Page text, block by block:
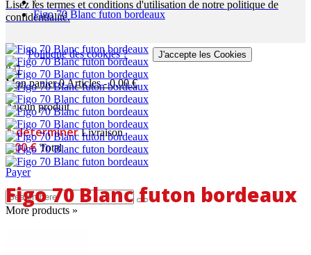
Lisez les termes et conditions d'utilisation de notre politique de
confidentialité.
Politique des cookies ? J'accepte les Cookies
0
Mon panier 0Articles - 0,00 €
Aucun produit
A déterminer Livraison
0,00 € Total
Payer
More products »
Figo 70 Blanc futon bordeaux
Figo 70 Blanc futon bordeaux